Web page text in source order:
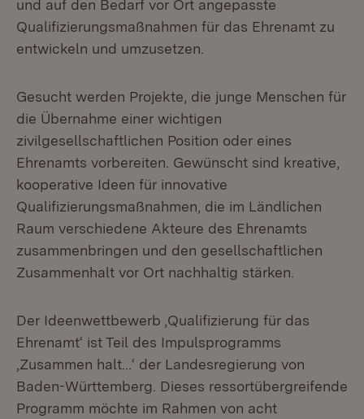
und auf den Bedarf vor Ort angepasste
Qualifizierungsmaßnahmen für das Ehrenamt zu
entwickeln und umzusetzen.
Gesucht werden Projekte, die junge Menschen für
die Übernahme einer wichtigen
zivilgesellschaftlichen Position oder eines
Ehrenamts vorbereiten. Gewünscht sind kreative,
kooperative Ideen für innovative
Qualifizierungsmaßnahmen, die im Ländlichen
Raum verschiedene Akteure des Ehrenamts
zusammenbringen und den gesellschaftlichen
Zusammenhalt vor Ort nachhaltig stärken.
Der Ideenwettbewerb ‚Qualifizierung für das
Ehrenamt‘ ist Teil des Impulsprogramms
‚Zusammen halt…‘ der Landesregierung von
Baden-Württemberg. Dieses ressortübergreifende
Programm möchte im Rahmen von acht